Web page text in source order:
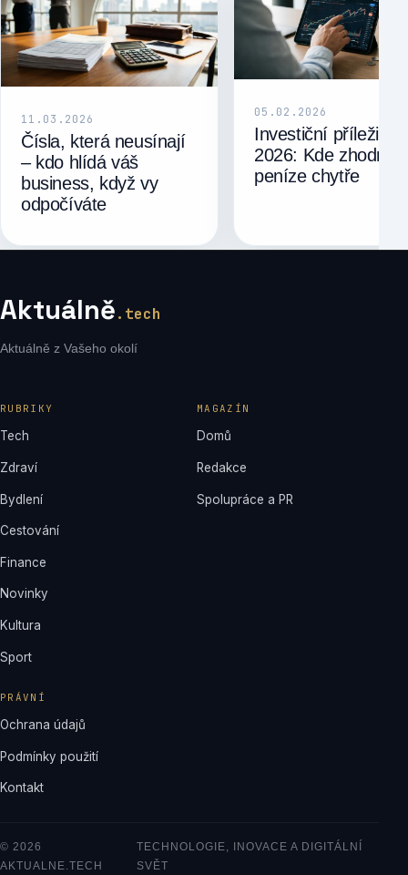
11.03.2026
Čísla, která neusínají
– kdo hlídá váš
business, když vy
odpočíváte
05.02.2026
Investiční
2026: Kde
peníze chytře
Aktuálně.tech
Aktuálně z Vašeho okolí
RUBRIKY
Tech
Zdraví
Bydlení
Cestování
Finance
Novinky
Kultura
Sport
MAGAZÍN
Domů
Redakce
Spolupráce a PR
PRÁVNÍ
Ochrana údajů
Podmínky použití
Kontakt
© 2026
AKTUALNE.TECH
TECHNOLOGIE, INOVACE A DIGITÁLNÍ
SVĚT